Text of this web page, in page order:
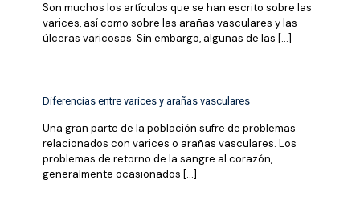
Son muchos los artículos que se han escrito sobre las
varices, así como sobre las arañas vasculares y las
úlceras varicosas. Sin embargo, algunas de las […]
Diferencias entre varices y arañas vasculares
Una gran parte de la población sufre de problemas
relacionados con varices o arañas vasculares. Los
problemas de retorno de la sangre al corazón,
generalmente ocasionados […]